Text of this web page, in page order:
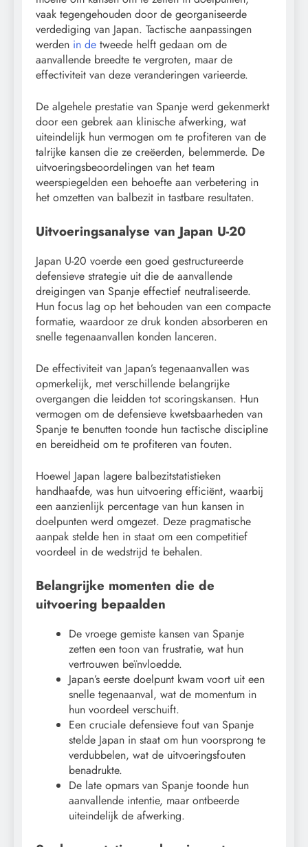
vaak tegengehouden door de georganiseerde
verdediging van Japan. Tactische aanpassingen
werden in de tweede helft gedaan om de
aanvallende breedte te vergroten, maar de
effectiviteit van deze veranderingen varieerde.
De algehele prestatie van Spanje werd gekenmerkt
door een gebrek aan klinische afwerking, wat
uiteindelijk hun vermogen om te profiteren van de
talrijke kansen die ze creëerden, belemmerde. De
uitvoeringsbeoordelingen van het team
weerspiegelden een behoefte aan verbetering in
het omzetten van balbezit in tastbare resultaten.
Uitvoeringsanalyse van Japan U-20
Japan U-20 voerde een goed gestructureerde
defensieve strategie uit die de aanvallende
dreigingen van Spanje effectief neutraliseerde.
Hun focus lag op het behouden van een compacte
formatie, waardoor ze druk konden absorberen en
snelle tegenaanvallen konden lanceren.
De effectiviteit van Japan’s tegenaanvallen was
opmerkelijk, met verschillende belangrijke
overgangen die leidden tot scoringskansen. Hun
vermogen om de defensieve kwetsbaarheden van
Spanje te benutten toonde hun tactische discipline
en bereidheid om te profiteren van fouten.
Hoewel Japan lagere balbezitstatistieken
handhaafde, was hun uitvoering efficiënt, waarbij
een aanzienlijk percentage van hun kansen in
doelpunten werd omgezet. Deze pragmatische
aanpak stelde hen in staat om een competitief
voordeel in de wedstrijd te behalen.
Belangrijke momenten die de
uitvoering bepaalden
De vroege gemiste kansen van Spanje
zetten een toon van frustratie, wat hun
vertrouwen beïnvloedde.
Japan’s eerste doelpunt kwam voort uit een
snelle tegenaanval, wat de momentum in
hun voordeel verschuift.
Een cruciale defensieve fout van Spanje
stelde Japan in staat om hun voorsprong te
verdubbelen, wat de uitvoeringsfouten
benadrukte.
De late opmars van Spanje toonde hun
aanvallende intentie, maar ontbeerde
uiteindelijk de afwerking.